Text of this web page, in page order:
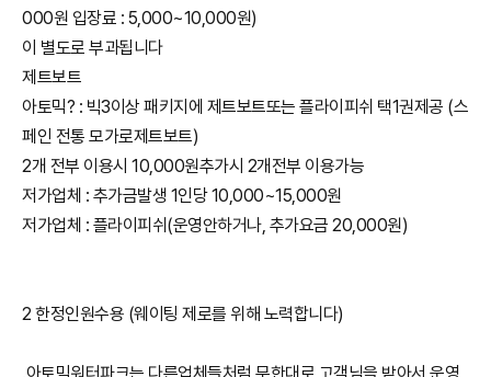
000원 입장료 : 5,000~10,000원)
이 별도로 부과됩니다
제트보트
아토믹? : 빅3이상 패키지에 제트보트또는 플라이피쉬 택1권제공 (스
페인 전통 모가로제트보트)
2개 전부 이용시 10,000원추가시 2개전부 이용가능
저가업체 : 추가금발생 1인당 10,000~15,000원
저가업체 : 플라이피쉬(운영안하거나, 추가요금 20,000원)
2 한정인원수용 (웨이팅 제로를 위해 노력합니다)